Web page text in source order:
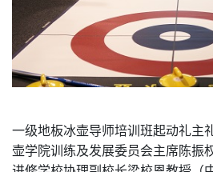
一级地板冰壶导师培训班起动礼主
壶学院训练及发展委员会主席陈振